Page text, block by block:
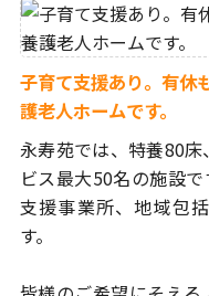
子育て支援あり。有休
護老人ホームです。
永寿苑では、特養80
ビス最大50名の施設
支援事業所、地域包
す。